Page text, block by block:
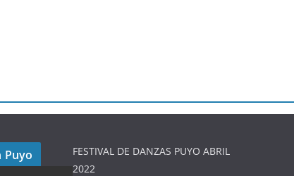
Puyo
FESTIVAL DE DANZAS PUYO ABRIL
2022